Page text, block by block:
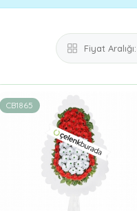
Fiyat Aralığı:
CB1865